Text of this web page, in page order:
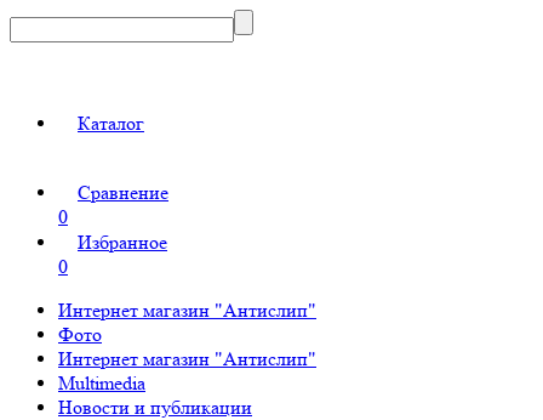
Каталог
Сравнение
0
Избранное
0
Интернет магазин "Антислип"
Фото
Интернет магазин "Антислип"
Multimedia
Новости и публикации